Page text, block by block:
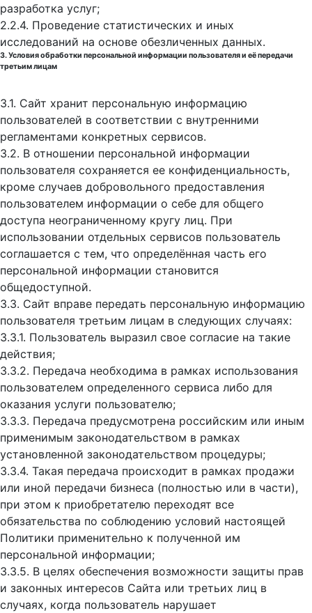
разработка услуг;
2.2.4. Проведение статистических и иных
исследований на основе обезличенных данных.
3. Условия обработки персональной информации пользователя и её передачи
третьим лицам
3.1. Сайт хранит персональную информацию
пользователей в соответствии с внутренними
регламентами конкретных сервисов.
3.2. В отношении персональной информации
пользователя сохраняется ее конфиденциальность,
кроме случаев добровольного предоставления
пользователем информации о себе для общего
доступа неограниченному кругу лиц. При
использовании отдельных сервисов пользователь
соглашается с тем, что определённая часть его
персональной информации становится
общедоступной.
3.3. Сайт вправе передать персональную информацию
пользователя третьим лицам в следующих случаях:
3.3.1. Пользователь выразил свое согласие на такие
действия;
3.3.2. Передача необходима в рамках использования
пользователем определенного сервиса либо для
оказания услуги пользователю;
3.3.3. Передача предусмотрена российским или иным
применимым законодательством в рамках
установленной законодательством процедуры;
3.3.4. Такая передача происходит в рамках продажи
или иной передачи бизнеса (полностью или в части),
при этом к приобретателю переходят все
обязательства по соблюдению условий настоящей
Политики применительно к полученной им
персональной информации;
3.3.5. В целях обеспечения возможности защиты прав
и законных интересов Сайта или третьих лиц в
случаях, когда пользователь нарушает